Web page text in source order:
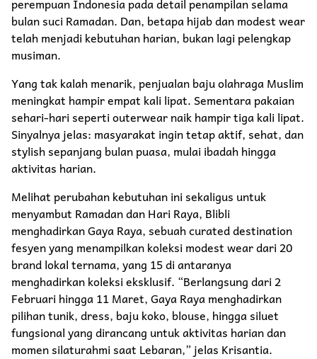
bulan suci Ramadan. Dan, betapa hijab dan modest wear
telah menjadi kebutuhan harian, bukan lagi pelengkap
musiman.
Yang tak kalah menarik, penjualan baju olahraga Muslim
meningkat hampir empat kali lipat. Sementara pakaian
sehari-hari seperti outerwear naik hampir tiga kali lipat.
Sinyalnya jelas: masyarakat ingin tetap aktif, sehat, dan
stylish sepanjang bulan puasa, mulai ibadah hingga
aktivitas harian.
Melihat perubahan kebutuhan ini sekaligus untuk
menyambut Ramadan dan Hari Raya, Blibli
menghadirkan Gaya Raya, sebuah curated destination
fesyen yang menampilkan koleksi modest wear dari 20
brand lokal ternama, yang 15 di antaranya
menghadirkan koleksi eksklusif. “Berlangsung dari 2
Februari hingga 11 Maret, Gaya Raya menghadirkan
pilihan tunik, dress, baju koko, blouse, hingga siluet
fungsional yang dirancang untuk aktivitas harian dan
momen silaturahmi saat Lebaran,” jelas Krisantia.